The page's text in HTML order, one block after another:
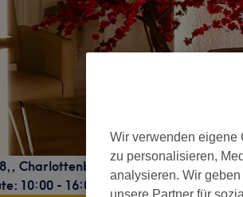
, Charlottenburg, Berlin, 10627
10:00 - 16:00
Wir verwenden eigene
zu personalisieren,
analysieren. Wir
unsere Partner für